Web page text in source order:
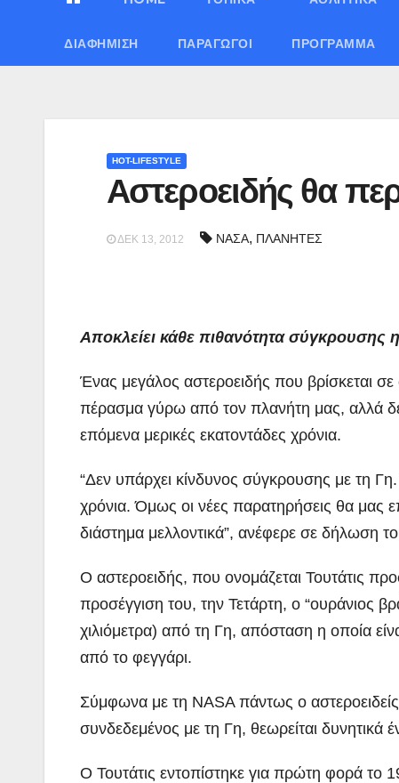
ΔΙΑΦΉΜΙΣΗ ΠΑΡΑΓΩΓΟΊ ΠΡΌΓΡΑΜΜΑ
HOT-LIFESTYLE
Αστεροειδής θα
ΔΕΚ 13, 2012 ΝΑΣΑ, ΠΛΑΝΗΤΕΣ
Αποκλείει κάθε πιθανότητα σύγκρουσης
Ένας μεγάλος αστεροειδής που βρίσκεται σε
πέρασμα γύρω από τον πλανήτη μας, αλλά
επόμενα μερικές εκατοντάδες χρόνια.
“Δεν υπάρχει κίνδυνος σύγκρουσης με τη
χρόνια. Όμως οι νέες παρατηρήσεις θα μας
διάστημα μελλοντικά”, ανέφερε σε δήλωση
Ο αστεροειδής, που ονομάζεται Τουτάτις
προσέγγιση του, την Τετάρτη, ο “ουράνιος
χιλιόμετρα) από τη Γη, απόσταση η οποία
από το φεγγάρι.
Σύμφωνα με τη NASA πάντως ο αστεροειδείς
συνδεδεμένος με τη Γη, θεωρείται δυνητικά
Ο Τουτάτις εντοπίστηκε για πρώτη φορά το